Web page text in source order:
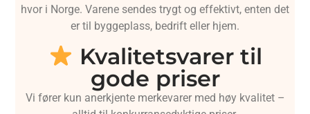
hvor i Norge. Varene sendes trygt og effektivt, enten det
er til byggeplass, bedrift eller hjem.
Kvalitetsvarer til
gode priser
Vi fører kun anerkjente merkevarer med høy kvalitet –